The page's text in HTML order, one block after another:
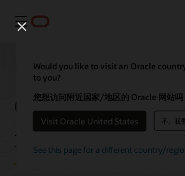
菜单
Would you like to visit an Oracle
to you?
您想访问附近国家/地区的 Oracle 网站吗
Visit Oracle United States 不，我
See this page for a different country/
Oracle
for Azure